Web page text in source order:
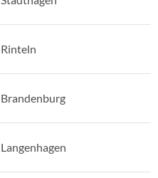
Rinteln
Brandenburg
Langenhagen